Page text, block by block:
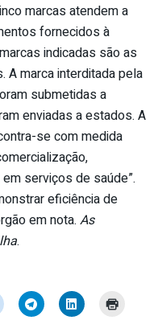
marcas atendem a
fornecidos à
indicadas são as
marca interditada pela
submetidas a
enviadas a estados. A
se com medida
serviços de saúde”.
eficiência de
em nota. As
.